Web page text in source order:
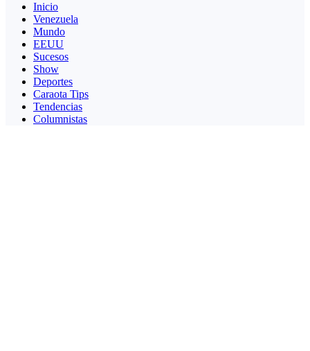
Inicio
Venezuela
Mundo
EEUU
Sucesos
Show
Deportes
Caraota Tips
Tendencias
Columnistas